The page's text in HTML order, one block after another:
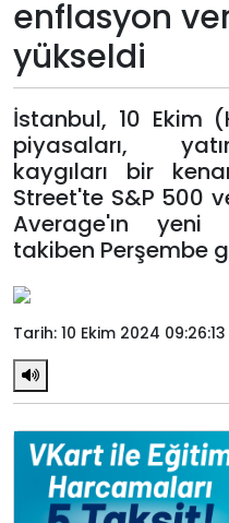
Yap
enflasyon
yükseldi
İstanbul, 10 Ekim
piyasaları,
kaygıları bir
Street'te S&P 500
Average'ın yeni
takiben Perşembe
Tarih: 10 Ekim 2024 09:26:13